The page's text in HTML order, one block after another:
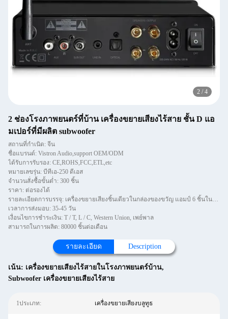
2 / 4
2 ช่องโรงภาพยนตร์ที่บ้าน เครื่องขยายเสียงไร้สาย ชั้น D แอ
มเปอร์ที่มีผลิต subwoofer
สถานที่กำเนิด: จีน
ชื่อแบรนด์: Vistron Audio,support OEM/ODM
ได้รับการรับรอง: CE,ROHS,FCC,ETL,etc
หมายเลขรุ่น: บีทีเอ-250 ดีเอส
จำนวนสั่งซื้อขั้นต่ำ: 300 ชิ้น
ราคา: ต่อรองได้
รายละเอียดการบรรจุ: เครื่องขยายเสียงชิ้นเดียวในกล่องของขวัญ แอมป์ 6 ชิ้นในกล่อง
เวลาการส่งมอบ: 35-45 วัน
เงื่อนไขการชำระเงิน: T / T, L / C, Western Union, เพย์พาล
สามารถในการผลิต: 80000 ชิ้นต่อเดือน
รายละเอียด Description
เน้น: เครื่องขยายเสียงไร้สายในโรงภาพยนตร์บ้าน,
Subwoofer เครื่องขยายเสียงไร้สาย
1ประเภท: เครื่องขยายเสียงบลูทูธ